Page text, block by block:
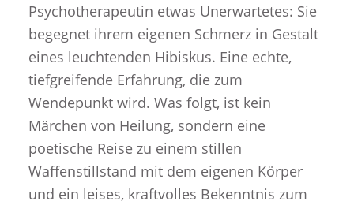
Psychotherapeutin etwas Unerwartetes: Sie
begegnet ihrem eigenen Schmerz in Gestalt
eines leuchtenden Hibiskus. Eine echte,
tiefgreifende Erfahrung, die zum
Wendepunkt wird. Was folgt, ist kein
Märchen von Heilung, sondern eine
poetische Reise zu einem stillen
Waffenstillstand mit dem eigenen Körper
und ein leises, kraftvolles Bekenntnis zum